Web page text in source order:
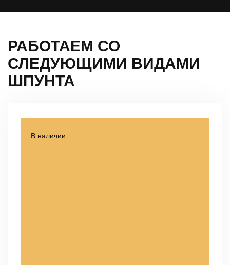
РАБОТАЕМ СО
СЛЕДУЮЩИМИ ВИДАМИ
ШПУНТА
В наличии